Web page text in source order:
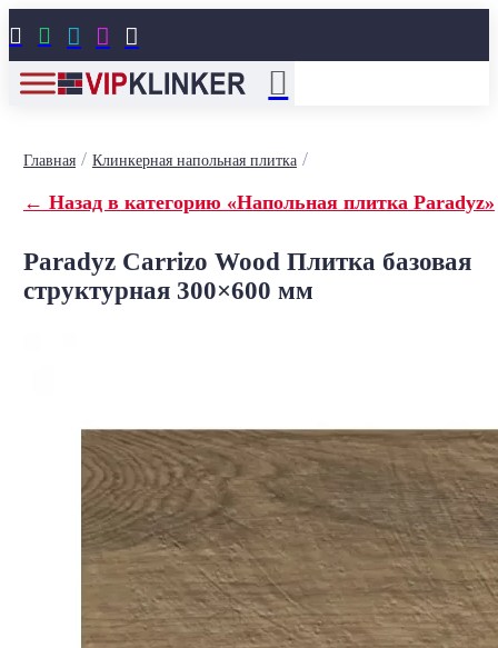
    
Главная/ Клинкерная напольная плитка/
← Назад в категорию «Напольная плитка Paradyz»
Paradyz Carrizo Wood Плитка базовая
структурная 300×600 мм